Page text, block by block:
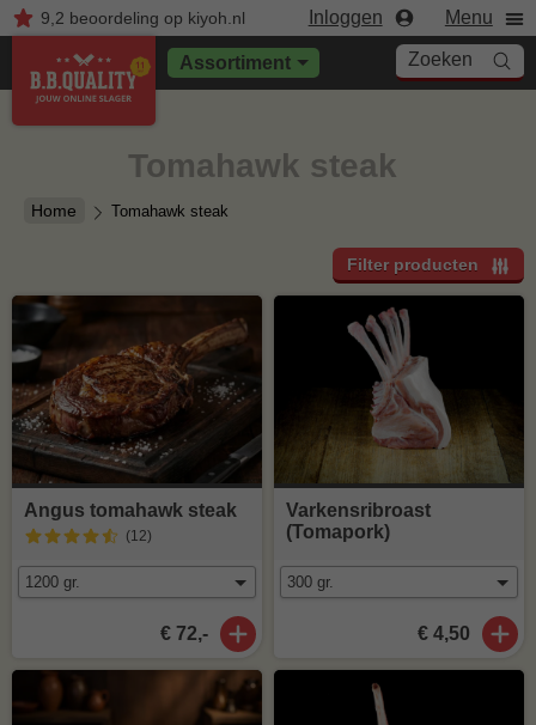
9,2 beoordelingop kiyoh.nl Inloggen Menu
Assortiment Zoeken
Home Tomahawk steak
Tomahawk steak
Filter producten
Angus tomahawk steak
(12)
€ 72,-
Varkensribroast
(Tomapork)
€ 4,50